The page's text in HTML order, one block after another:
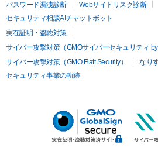
パスワード漏洩診断
Webサイトリスク診断
セキュリティ相談AIチャットボット
実在証明・盗聴対策
サイバー攻撃対策（GMOサイバーセキュリティ by
サイバー攻撃対策（GMO Flatt Security）
なり
セキュリティ事業の軌跡